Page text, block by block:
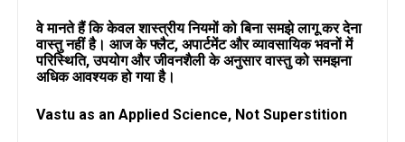
वे मानते हैं कि केवल शास्त्रीय नियमों को बिना समझे लागू कर देना
वास्तु नहीं है। आज के फ्लैट, अपार्टमेंट और व्यावसायिक भवनों में
परिस्थिति, उपयोग और जीवनशैली के अनुसार वास्तु को समझना
अधिक आवश्यक हो गया है।
Vastu as an Applied Science, Not Superstition